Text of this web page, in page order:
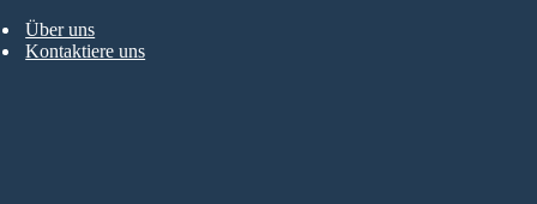
Über uns
Kontaktiere uns